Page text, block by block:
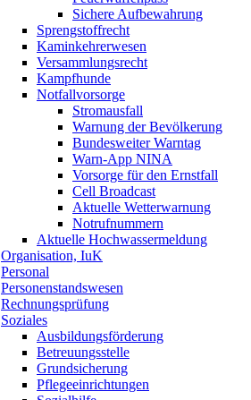
Sichere Aufbewahrung
Sprengstoffrecht
Kaminkehrerwesen
Versammlungsrecht
Kampfhunde
Notfallvorsorge
Stromausfall
Warnung der Bevölkerung
Bundesweiter Warntag
Warn-App NINA
Vorsorge für den Ernstfall
Cell Broadcast
Aktuelle Wetterwarnung
Notrufnummern
Aktuelle Hochwassermeldung
Organisation, IuK
Personal
Personenstandswesen
Rechnungsprüfung
Soziales
Ausbildungsförderung
Betreuungsstelle
Grundsicherung
Pflegeeinrichtungen